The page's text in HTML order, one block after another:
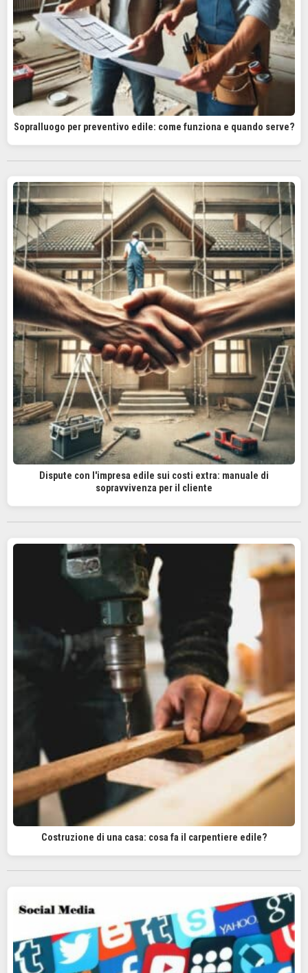
Sopralluogo per preventivo edile: come funziona e quando serve?
Dispute con l'impresa edile sui costi extra: manuale di
sopravvivenza per il cliente
Costruzione di una casa: cosa fa il carpentiere edile?